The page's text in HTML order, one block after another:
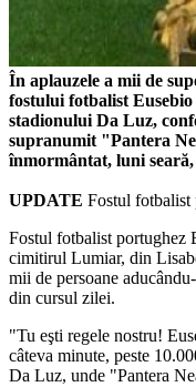
În aplauzele a mii de
fostului fotbalist
stadionului Da Luz,
supranumit "Pantera
înmormântat, luni
UPDATE Fostul fotbalist
Fostul fotbalist portughez
cimitirul Lumiar, din
mii de persoane
din cursul zilei.
"Tu eşti regele nostru!
câteva minute, peste
Da Luz, unde "Pantera